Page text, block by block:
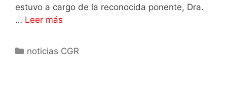
estuvo a cargo de la reconocida ponente, Dra.
… Leer más
noticias CGR